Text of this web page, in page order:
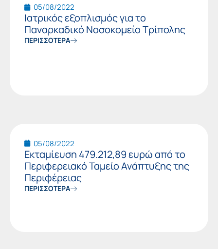
05/08/2022
Ιατρικός εξοπλισμός για το
Παναρκαδικό Νοσοκομείο Τρίπολης
ΠΕΡΙΣΣΟΤΕΡΑ
05/08/2022
Εκταμίευση 479.212,89 ευρώ από το
Περιφερειακό Ταμείο Ανάπτυξης της
Περιφέρειας
ΠΕΡΙΣΣΟΤΕΡΑ